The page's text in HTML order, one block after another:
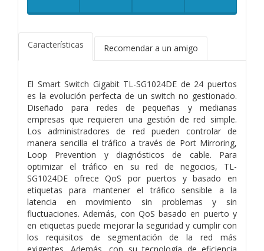
Características Recomendar a un amigo
El Smart Switch Gigabit TL-SG1024DE de 24 puertos
es la evolución perfecta de un switch no gestionado.
Diseñado para redes de pequeñas y medianas
empresas que requieren una gestión de red simple.
Los administradores de red pueden controlar de
manera sencilla el tráfico a través de Port Mirroring,
Loop Prevention y diagnósticos de cable. Para
optimizar el tráfico en su red de negocios, TL-
SG1024DE ofrece QoS por puertos y basado en
etiquetas para mantener el tráfico sensible a la
latencia en movimiento sin problemas y sin
fluctuaciones. Además, con QoS basado en puerto y
en etiquetas puede mejorar la seguridad y cumplir con
los requisitos de segmentación de la red más
exigentes. Además, con su tecnología de eficiencia